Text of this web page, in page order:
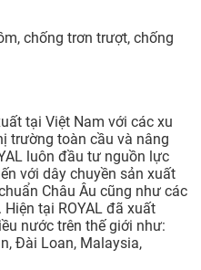
chống trơn trượt, chống
tại Việt Nam với các xu
trường toàn cầu và nâng
luôn đầu tư nguồn lực
với dây chuyền sản xuất
Châu Âu cũng như các
tại ROYAL đã xuất
nước trên thế giới như:
Đài Loan, Malaysia,